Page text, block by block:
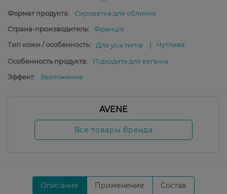
Формат продукта:
Сироватка для обличчя
Страна-производитель:
Франція
Тип кожи / особенность:
Для усіх типів Чутлива
Особенность продукта:
Підходить для веганів
Эффект:
Зволоження
AVENE
Все товары бренда
Описание Применение Состав